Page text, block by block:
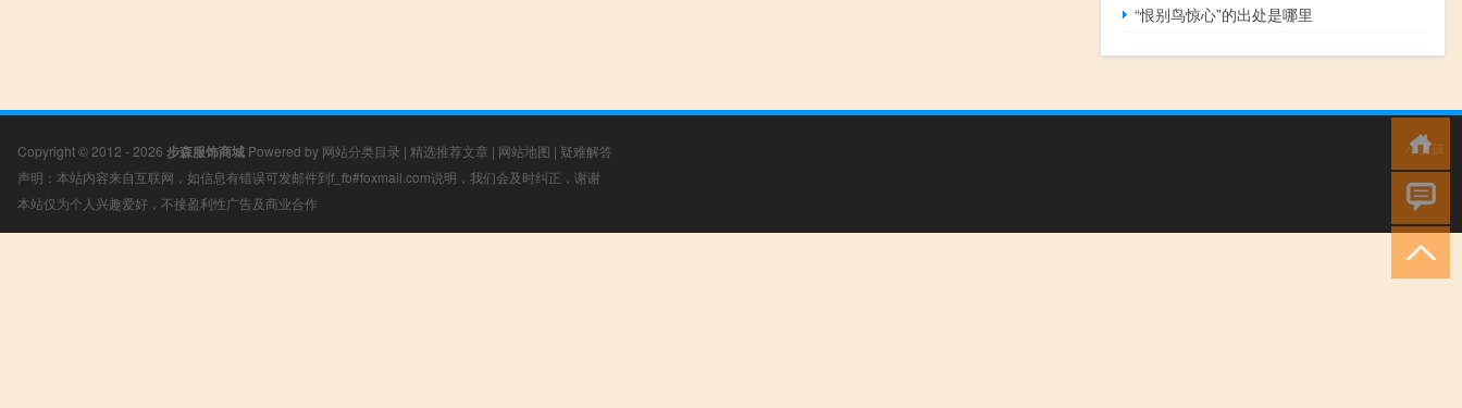
“恨别鸟惊心”的出处是哪里
Copyright © 2012 - 2026 步森服饰商城 Powered by 网站分类目录 | 精选推荐文章 | 网站地图 | 疑难解答
声明：本站内容来自互联网，如信息有错误可发邮件到f_fb#foxmail.com说明，我们会及时纠正，谢谢
本站仅为个人兴趣爱好，不接盈利性广告及商业合作
小男孩